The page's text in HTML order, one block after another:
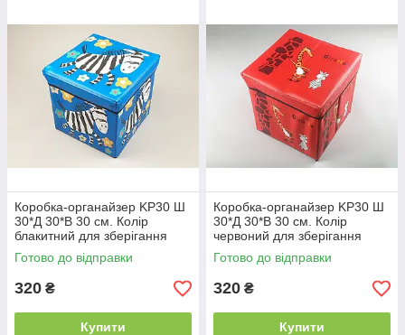
Коробка-органайзер KP30 Ш
30*Д 30*В 30 см. Колір
блакитний для зберігання
одягу, взуття чи невеликих
предметів
Готово до відправки
320 ₴
Купити
Коробка-органайзер KP30 Ш
30*Д 30*В 30 см. Колір
червоний для зберігання
одягу, взуття чи невеликих
предметів
Готово до відправки
320 ₴
Купити